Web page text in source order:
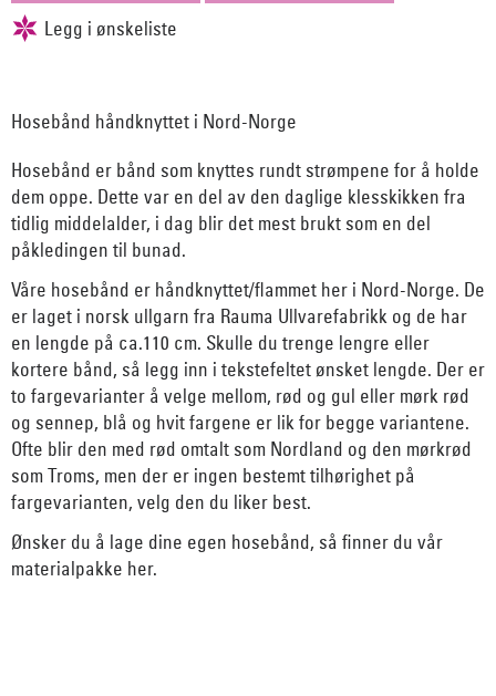
Hosebånd håndknyttet i Nord-Norge
Hosebånd er bånd som knyttes rundt strømpene for å holde
dem oppe. Dette var en del av den daglige klesskikken fra
tidlig middelalder, i dag blir det mest brukt som en del
påkledingen til bunad.
Våre hosebånd er håndknyttet/flammet her i Nord-Norge. De
er laget i norsk ullgarn fra Rauma Ullvarefabrikk og de har
en lengde på ca.110 cm. Skulle du trenge lengre eller
kortere bånd, så legg inn i tekstefeltet ønsket lengde. Der er
to fargevarianter å velge mellom, rød og gul eller mørk rød
og sennep, blå og hvit fargene er lik for begge variantene.
Ofte blir den med rød omtalt som Nordland og den mørkrød
som Troms, men der er ingen bestemt tilhørighet på
fargevarianten, velg den du liker best.
Ønsker du å lage dine egen hosebånd, så finner du vår
materialpakke her.